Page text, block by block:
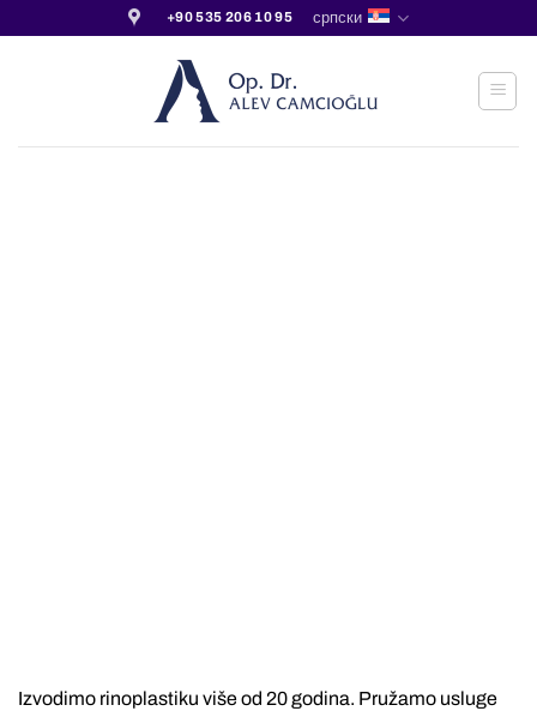
+90 535 206 10 95 српски
Izvodimo rinoplastiku više od 20 godina. Pružamo usluge